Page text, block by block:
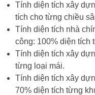
Tính diện tích xây
tích cho từng chiều
Tính diện tích nhà
công: 100% diện tích
Tính diện tích xây
từng loại mái.
Tính diện tích xây
70% diện tích từng